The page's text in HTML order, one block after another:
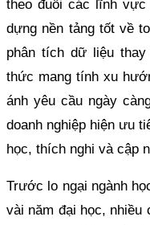
theo đuổi các lĩnh
dựng nền tảng tốt về
phân tích dữ liệu
thức mang tính xu
ánh yêu cầu ngày
doanh nghiệp hiện ưu
học, thích nghi và cập
Trước lo ngại ngành
vài năm đại học, nhiều